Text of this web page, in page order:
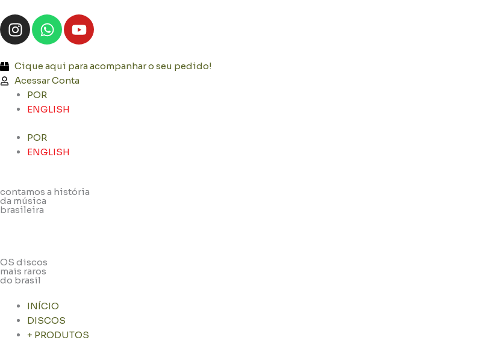
para
o
I
n
t
a
g
r
m
W
h
t
s
a
p
Y
o
t
u
Cique aqui para acompanhar o seu pedido!
Acessar Conta
POR
ENGLISH
POR
ENGLISH
contamos a história
da música
brasileira
OS discos
mais raros
do brasil
INÍCIO
DISCOS
+ PRODUTOS